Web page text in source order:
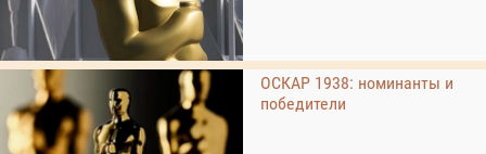
ОСКАР 1938: номинанты и
победители